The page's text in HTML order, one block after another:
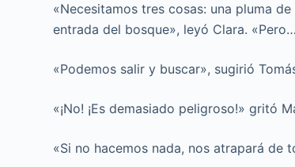
«Necesitamos tres cosas: una pluma
entrada del bosque», leyó Clara.
«Podemos salir y buscar», sugirió
«¡No! ¡Es demasiado peligroso!» gritó
«Si no hacemos nada, nos atrapará de